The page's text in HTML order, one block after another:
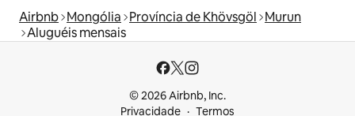
Airbnb Mongólia Província de Khövsgöl Murun
Aluguéis mensais
© 2026 Airbnb, Inc.
Privacidade
Termos